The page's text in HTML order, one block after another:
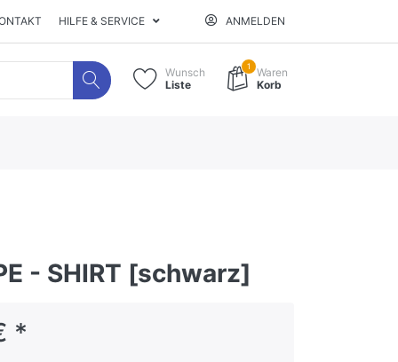
HILFE & SERVICE ANMELDEN
Wunsch
Liste
1
Waren
Korb
- SHIRT [schwarz]
*